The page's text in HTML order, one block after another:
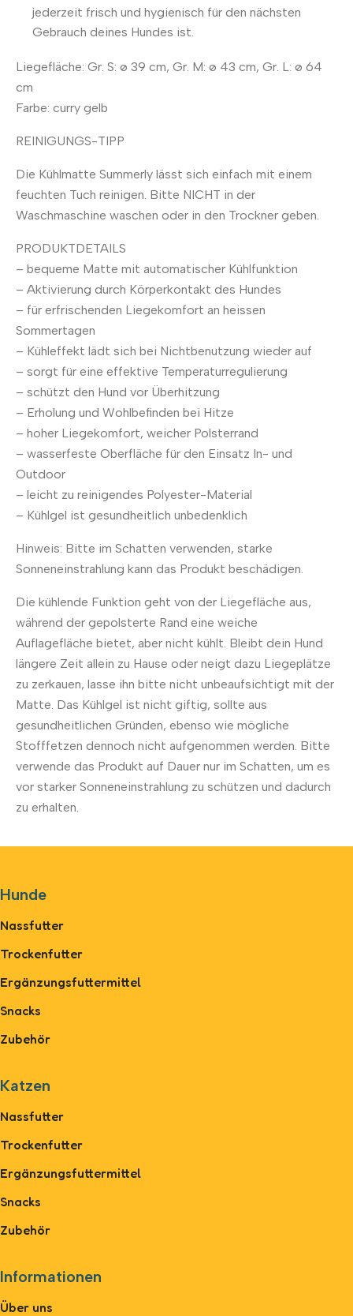
jederzeit frisch und hygienisch für den nächsten
Gebrauch deines Hundes ist.
Liegefläche: Gr. S: ø 39 cm, Gr. M: ø 43 cm, Gr. L: ø 64
cm
Farbe: curry gelb
REINIGUNGS-TIPP
Die Kühlmatte Summerly lässt sich einfach mit einem
feuchten Tuch reinigen. Bitte NICHT in der
Waschmaschine waschen oder in den Trockner geben.
PRODUKTDETAILS
– bequeme Matte mit automatischer Kühlfunktion
– Aktivierung durch Körperkontakt des Hundes
– für erfrischenden Liegekomfort an heissen
Sommertagen
– Kühleffekt lädt sich bei Nichtbenutzung wieder auf
– sorgt für eine effektive Temperaturregulierung
– schützt den Hund vor Überhitzung
– Erholung und Wohlbefinden bei Hitze
– hoher Liegekomfort, weicher Polsterrand
– wasserfeste Oberfläche für den Einsatz In- und
Outdoor
– leicht zu reinigendes Polyester-Material
– Kühlgel ist gesundheitlich unbedenklich
Hinweis: Bitte im Schatten verwenden, starke
Sonneneinstrahlung kann das Produkt beschädigen.
Die kühlende Funktion geht von der Liegefläche aus,
während der gepolsterte Rand eine weiche
Auflagefläche bietet, aber nicht kühlt. Bleibt dein Hund
längere Zeit allein zu Hause oder neigt dazu Liegeplätze
zu zerkauen, lasse ihn bitte nicht unbeaufsichtigt mit der
Matte. Das Kühlgel ist nicht giftig, sollte aus
gesundheitlichen Gründen, ebenso wie mögliche
Stofffetzen dennoch nicht aufgenommen werden. Bitte
verwende das Produkt auf Dauer nur im Schatten, um es
vor starker Sonneneinstrahlung zu schützen und dadurch
zu erhalten.
Hunde
Nassfutter
Trockenfutter
Ergänzungsfuttermittel
Snacks
Zubehör
Katzen
Nassfutter
Trockenfutter
Ergänzungsfuttermittel
Snacks
Zubehör
Informationen
Über uns